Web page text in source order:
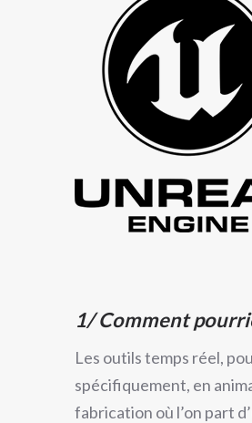
1/ Comment
Les outils temps réel,
spécifiquement, en
fabrication où l’on part